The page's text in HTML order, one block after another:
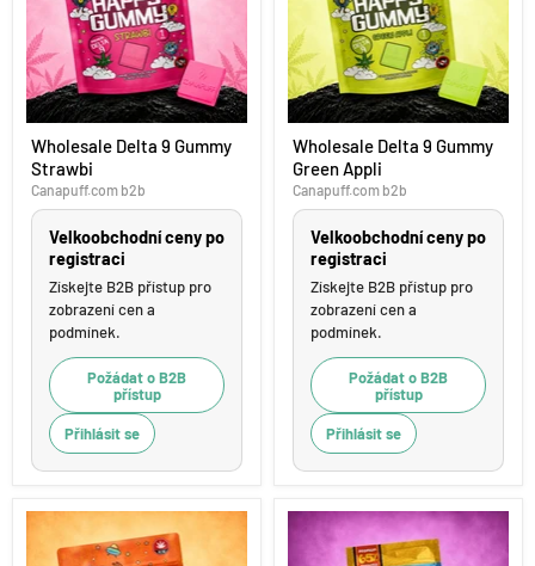
Delta
9
Gummy
Strawbi
Wholesale Delta 9 Gummy
Strawbi
Canapuff.com b2b
Velkoobchodní ceny po
registraci
Získejte B2B přístup pro
zobrazení cen a
podmínek.
Požádat o B2B
přístup
Přihlásit se
Delta
9
Gummy
Green
Appli
Wholesale Delta 9 Gummy
Green Appli
Canapuff.com b2b
Velkoobchodní ceny po
registraci
Získejte B2B přístup pro
zobrazení cen a
podmínek.
Požádat o B2B
přístup
Přihlásit se